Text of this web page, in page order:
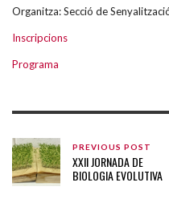
Organitza: Secció de
Inscripcions
Programa
PREVIOUS POST
XXII JORNADA DE
BIOLOGIA EVOLUTIVA